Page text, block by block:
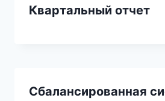
Квартальный отчет
Сбалансированная